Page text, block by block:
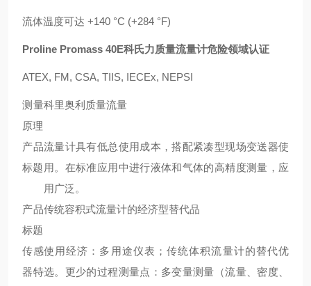
流体温度可达 +140 °C (+284 °F)
Proline Promass 40E科氏力质量流量计危险领域认证
ATEX, FM, CSA, TIIS, IECEx, NEPSI
测量
原理
科里奥利质量流量
产品
标题
流量计具有低总使用成本，搭配紧凑型现场变送器使
用。在标准应用中进行液体和气体的高精度测量，应
用广泛。
产品
标题
传统容积式流量计的经济型替代品
传感
器特
使用经济：多用途仪表；传统体积流量计的替代优
选。更少的过程测量点：多变量测量（流量、密度、